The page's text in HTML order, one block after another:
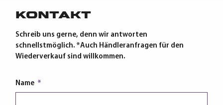
Kontakt
Schreib uns gerne, denn wir antworten
schnellstmöglich. *Auch Händleranfragen für den
Wiederverkauf sind willkommen.
Name